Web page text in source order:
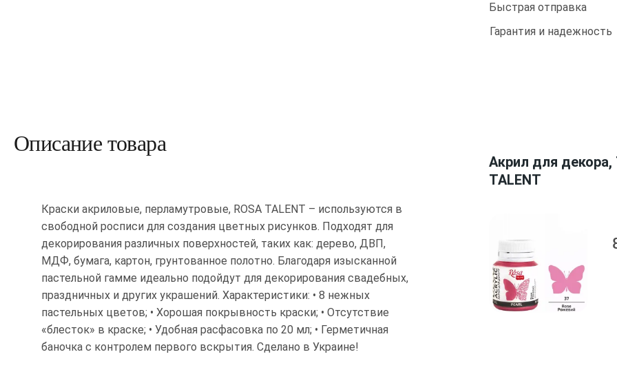
Быстрая отправка
Гарантия и надежность
Описание товара
Краски акриловые, перламутровые, ROSA TALENT – используются в
свободной росписи для создания цветных рисунков. Подходят для
декорирования различных поверхностей, таких как: дерево, ДВП,
МДФ, бумага, картон, грунтованное полотно. Благодаря изысканной
пастельной гамме идеально подойдут для декорирования свадебных,
праздничных и других украшений. Характеристики: • 8 нежных
пастельных цветов; • Хорошая покрывность краски; • Отсутствие
«блесток» в краске; • Удобная расфасовка по 20 мл; • Герметичная
баночка с контролем первого вскрытия. Сделано в Украине!
Акрил для декора,
TALENT